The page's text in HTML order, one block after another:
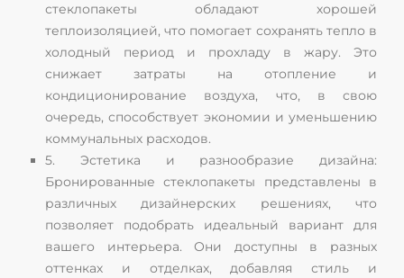
стеклопакеты обладают хорошей
теплоизоляцией, что помогает сохранять тепло в
холодный период и прохладу в жару. Это
снижает затраты на отопление и
кондиционирование воздуха, что, в свою
очередь, способствует экономии и уменьшению
коммунальных расходов.
5. Эстетика и разнообразие дизайна:
Бронированные стеклопакеты представлены в
различных дизайнерских решениях, что
позволяет подобрать идеальный вариант для
вашего интерьера. Они доступны в разных
оттенках и отделках, добавляя стиль и